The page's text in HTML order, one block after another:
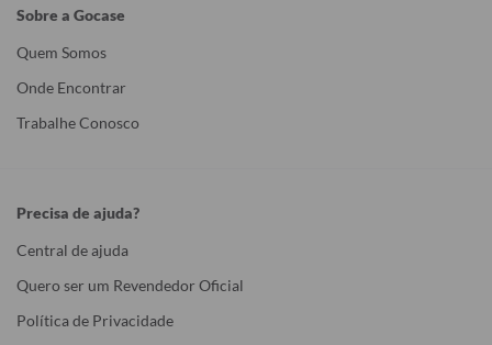
Sobre a Gocase
Quem Somos
Onde Encontrar
Trabalhe Conosco
Precisa de ajuda?
Central de ajuda
Quero ser um Revendedor Oficial
Política de Privacidade